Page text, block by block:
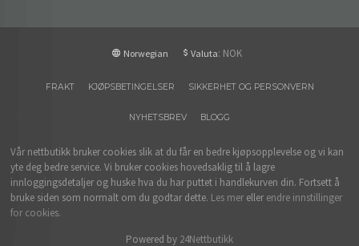
Norwegian Valuta: NOK
FRAKT KJØPSBETINGELSER SIKKERHET OG PERSONVERN
NYHETSBREV BLOGG
Vår nettbutikk bruker cookies slik at du får en bedre kjøpsopplevelse og vi kan
yte deg bedre service. Vi bruker cookies hovedsaklig til å lagre
innloggingsdetaljer og huske hva du har puttet i handlekurven din. Fortsett å
bruke siden som normalt om du godtar dette. Les mer eller endre innstillinger
for cookies.
Powered by 24Nettbutikk